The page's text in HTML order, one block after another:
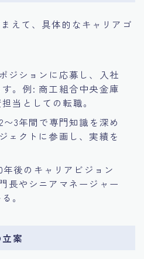
えて、具体的なキャリアゴ
ジションに応募し、入社
。例: 商工組合中央金庫
当としての転職。
3年間で専門知識を深め
ェクトに参画し、実績を
年後のキャリアビジョン
長やシニアマネージャー
。
案